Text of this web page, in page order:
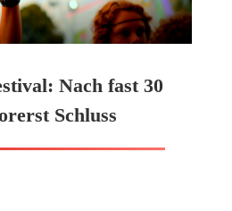
Nach fast 30
Schluss